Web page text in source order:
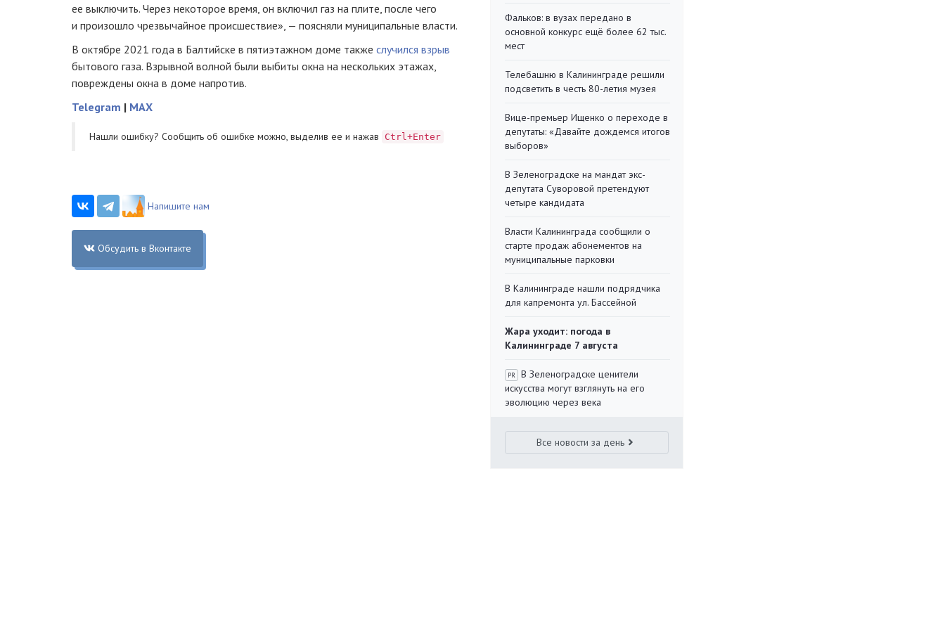
ее выключить. Через некоторое время, он включил газ на плите, после чего
и произошло чрезвычайное происшествие», — поясняли муниципальные власти.
В октябре 2021 года в Балтийске в пятиэтажном доме также случился взрыв
бытового газа. Взрывной волной были выбиты окна на нескольких этажах,
повреждены окна в доме напротив.
Telegram | MAX
Нашли ошибку? Cообщить об ошибке можно, выделив ее и нажав Ctrl+Enter
Напишите нам
Обсудить в Вконтакте
Фальков: в вузах передано в
основной конкурс ещё более 62 тыс.
мест
Телебашню в Калининграде решили
подсветить в честь 80-летия музея
Вице-премьер Ищенко о переходе в
депутаты: «Давайте дождемся итогов
выборов»
В Зеленоградске на мандат экс-
депутата Суворовой претендуют
четыре кандидата
Власти Калининграда сообщили о
старте продаж абонементов на
муниципальные парковки
В Калининграде нашли подрядчика
для капремонта ул. Бассейной
Жара уходит: погода в
Калининграде 7 августа
PR
В Зеленоградске ценители
искусства могут взглянуть на его
эволюцию через века
Все новости за день